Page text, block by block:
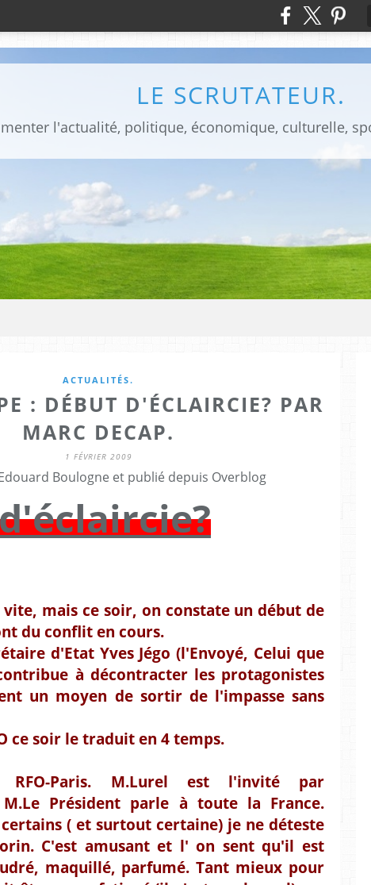
LE SCRUTATEUR.
ACTUALITÉS.
: DÉBUT D'ÉCLAIRCIE? PAR
MARC DECAP.
1 FÉVRIER 2009
Boulogne et publié depuis Overblog
mais ce soir, on constate un début de
du conflit en cours.
d'Etat Yves Jégo (l'Envoyé, Celui que
à décontracter les protagonistes
un moyen de sortir de l'impasse sans
ce soir le traduit en 4 temps.
Paris. M.Lurel est l'invité par
M.Le Président parle à toute la France.
( et surtout certaine) je ne déteste
C'est amusant et l' on sent qu'il est
maquillé, parfumé. Tant mieux pour